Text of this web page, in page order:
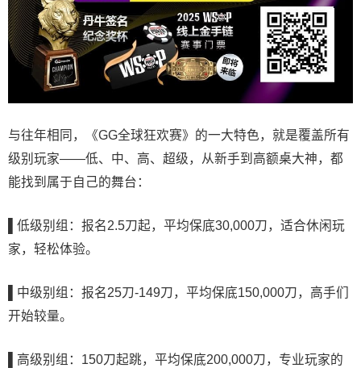
与往年相同，《GG全球狂欢赛》的一大特色，就是覆盖所有
级别玩家——低、中、高、超级，从新手到高额桌大神，都
能找到属于自己的舞台：
▌低级别组：报名2.5刀起，平均保底30,000刀，适合休闲玩
家，轻松体验。
▌中级别组：报名25刀-149刀，平均保底150,000刀，高手们
开始较量。
▌高级别组： 150刀起跳，平均保底200,000刀，专业玩家的